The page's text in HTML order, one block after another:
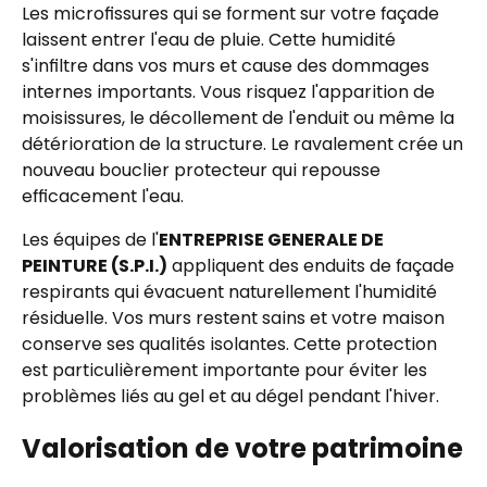
Les microfissures qui se forment sur votre façade
laissent entrer l'eau de pluie. Cette humidité
s'infiltre dans vos murs et cause des dommages
internes importants. Vous risquez l'apparition de
moisissures, le décollement de l'enduit ou même la
détérioration de la structure. Le ravalement crée un
nouveau bouclier protecteur qui repousse
efficacement l'eau.
Les équipes de l'ENTREPRISE GENERALE DE
PEINTURE (S.P.I.) appliquent des enduits de façade
respirants qui évacuent naturellement l'humidité
résiduelle. Vos murs restent sains et votre maison
conserve ses qualités isolantes. Cette protection
est particulièrement importante pour éviter les
problèmes liés au gel et au dégel pendant l'hiver.
Valorisation de votre patrimoine